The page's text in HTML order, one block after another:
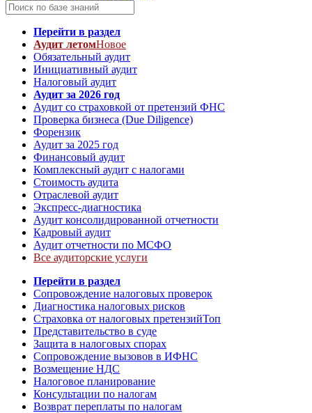
Перейти в раздел
Аудит летомНовое
Обязательный аудит
Инициативный аудит
Налоговый аудит
Аудит за 2026 год
Аудит со страховкой от претензий ФНС
Проверка бизнеса (Due Diligence)
Форензик
Аудит за 2025 год
Финансовый аудит
Комплексный аудит с налогами
Стоимость аудита
Отраслевой аудит
Экспресс-диагностика
Аудит консолидированной отчетности
Кадровый аудит
Аудит отчетности по МСФО
Все аудиторские услуги
Перейти в раздел
Сопровождение налоговых проверок
Диагностика налоговых рисков
Страховка от налоговых претензийТоп
Представительство в суде
Защита в налоговых спорах
Сопровождение вызовов в ИФНС
Возмещение НДС
Налоговое планирование
Консультации по налогам
Возврат переплаты по налогам